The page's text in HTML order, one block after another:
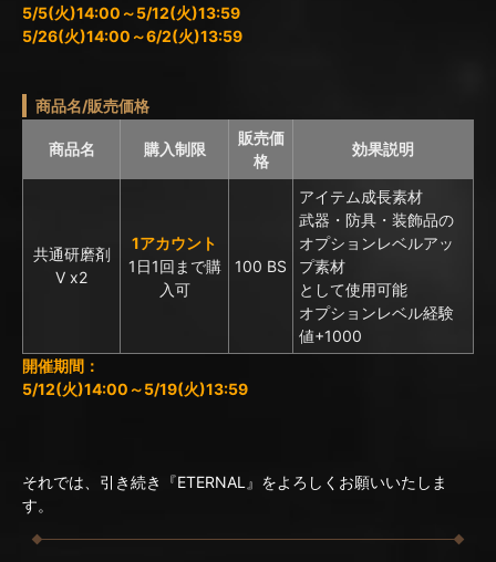
5/5(火)14:00～5/12(火)13:59
5/26(火)14:00～6/2(火)13:59
商品名/販売価格
商品名 購入制限
販売価
格
効果説明
共通研磨剤
Ⅴ x2
1アカウント
1日1回まで購
入可
100 BS
アイテム成長素材
武器・防具・装飾品の
オプションレベルアッ
プ素材
として使用可能
オプションレベル経験
値+1000
開催期間：
5/12(火)14:00～5/19(火)13:59
それでは、引き続き『ETERNAL』をよろしくお願いいたしま
す。